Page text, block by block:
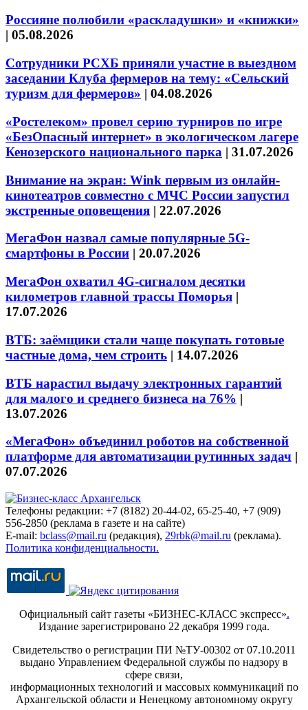
Россияне полюбили «раскладушки» и «книжки»
| 05.08.2026
Сотрудники РСХБ приняли участие в выездном
заседании Клуба фермеров на тему: «Сельский
туризм для фермеров» | 04.08.2026
«Ростелеком» провел серию турниров по игре
«БезОпасный интернет» в экологическом лагере
Кенозерского национального парка | 31.07.2026
Внимание на экран: Wink первым из онлайн-
кинотеатров совместно с МЧС России запустил
экстренные оповещения | 22.07.2026
МегаФон назвал самые популярные 5G-
смартфоны в России | 20.07.2026
МегаФон охватил 4G-сигналом десятки
километров главной трассы Поморья |
17.07.2026
ВТБ: заёмщики стали чаще покупать готовые
частные дома, чем строить | 14.07.2026
ВТБ нарастил выдачу электронных гарантий
для малого и среднего бизнеса на 76% |
13.07.2026
«МегаФон» объединил роботов на собственной
платформе для автоматизации рутинных задач |
07.07.2026
Телефоны редакции: +7 (8182) 20-44-02, 65-25-40, +7 (909)
556-2850 (реклама в газете и на сайте)
E-mail: bclass@mail.ru (редакция), 29rbk@mail.ru (реклама).
Политика конфиденциальности.
Официальный сайт газеты «БИЗНЕС-КЛАСС экспресс».
Издание зарегистрировано 22 декабря 1999 года.
Свидетельство о регистрации ПИ №ТУ-00302 от 07.10.2011
выдано Управлением Федеральной службы по надзору в
сфере связи,
информационных технологий и массовых коммуникаций по
Архангельской области и Ненецкому автономному округу